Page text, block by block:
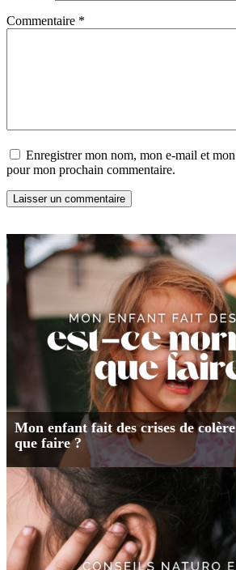
Commentaire *
Enregistrer mon nom, mon e-mail et
pour mon prochain commentaire.
Mon enfant fait des crises de
que faire ?